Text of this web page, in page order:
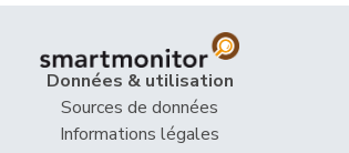
Données & utilisation
Sources de données
Informations légales